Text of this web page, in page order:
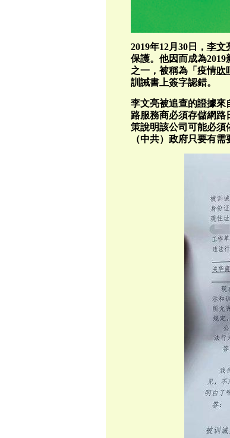
2019年12月30日， 李文
保護。他因而成為2019
之一，被稱為「疫情吹
訓誡書上簽字認錯。
李文亮被追查的證據來
路服務商必須存儲網路
策說明該公司可能必須
（中共）政府只要有